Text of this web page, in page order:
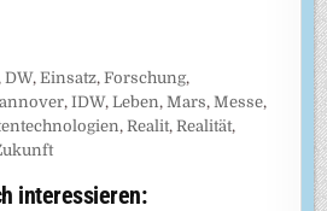
DW,Einsatz,Forschung,
,IDW,Leben, Mars, Messe,
, Realit, Realität,
interessieren: